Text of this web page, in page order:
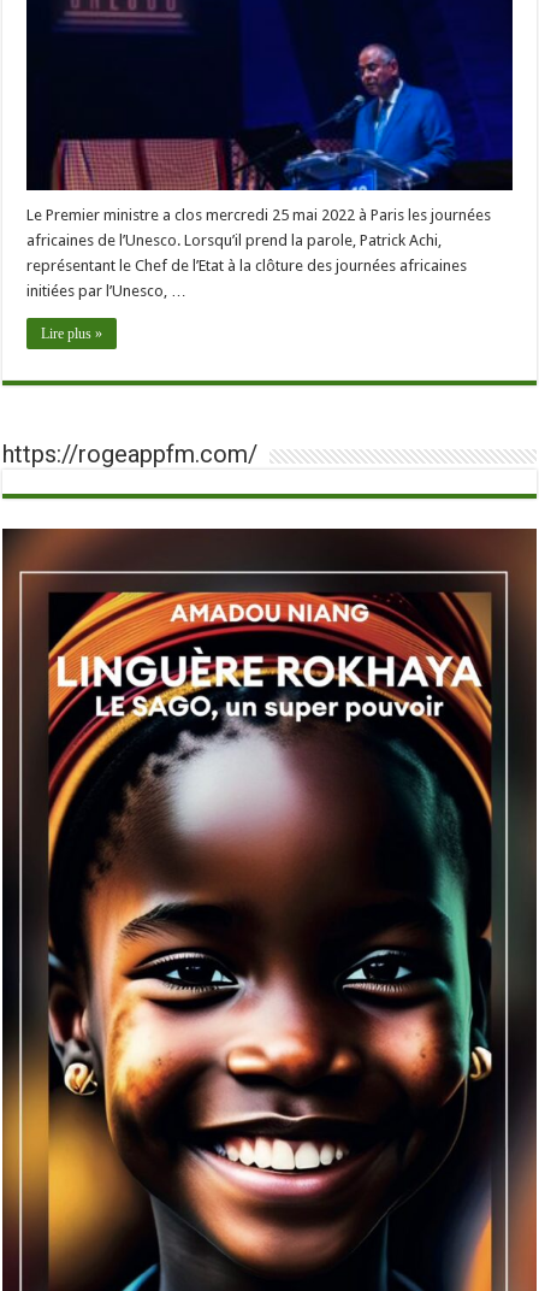
Le Premier ministre a clos mercredi 25 mai 2022 à Paris les journées
africaines de l’Unesco. Lorsqu’il prend la parole, Patrick Achi,
représentant le Chef de l’Etat à la clôture des journées africaines
initiées par l’Unesco, …
Lire plus »
https://rogeappfm.com/